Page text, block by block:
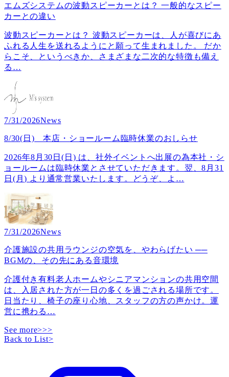
エムズシステムの波動スピーカーとは？ 一般的なスピー
カーとの違い
波動スピーカーとは？ 波動スピーカーは、人が喜びにあ
ふれる人生を送れるようにと願って生まれました。 だか
らこそ、というべきか、さまざまな二次的な特徴も備え
る …
7/31/2026News
8/30(日) 本店・ショールーム臨時休業のおしらせ
2026年8月30日(日) は、社外イベントへ出展の為本社・シ
ョールームは臨時休業とさせていただきます。翌、8月31
日(月) より通常営業いたします。どうぞ、よ …
7/31/2026News
介護施設の共用ラウンジの空気を、やわらげたい ──
BGMの、その先にある音環境
介護付き有料老人ホームやシニアマンションの共用空間
は、入居された方が一日の多くを過ごされる場所です。
日当たり、椅子の座り心地、スタッフの方の声かけ。運
営に携わる …
See more>>>
Back to List>